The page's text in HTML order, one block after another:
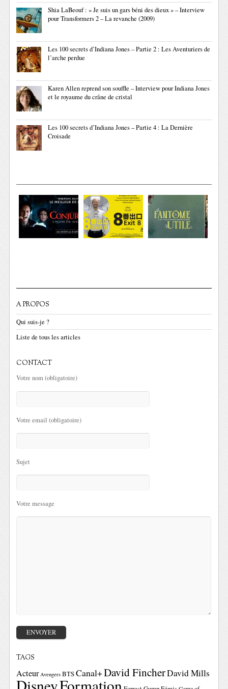
Shia LaBeouf : « Je suis un gars béni des dieux » – Interview
pour Transformers 2 – La revanche (2009)
Les 100 secrets d’Indiana Jones – Partie 2 : Les Aventuriers de
l’arche perdue
Karen Allen reprend son souffle – Interview pour Indiana Jones
et le royaume du crâne de cristal
Les 100 secrets d’Indiana Jones – Partie 4 : La Dernière
Croisade
A PROPOS
Qui suis-je ?
Liste de tous les articles
CONTACT
Votre nom (obligatoire)
Votre email (obligatoire)
Sujet
Votre message
TAGS
Acteur Avengers BTSCanal+David FincherDavid Mills